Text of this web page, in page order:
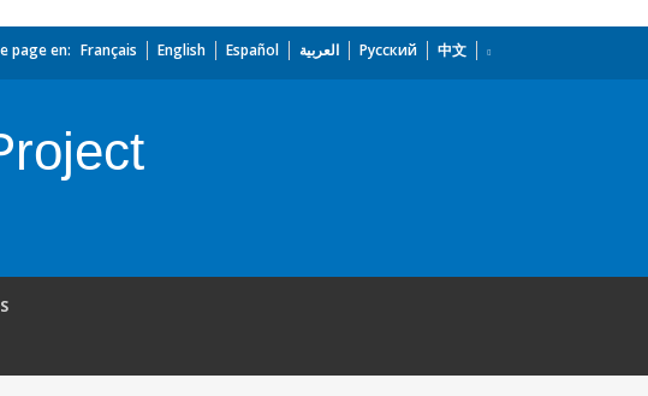
page en: Français English Español العربية Русский 中文